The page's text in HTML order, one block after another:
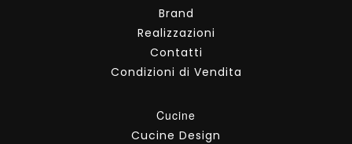
Brand
Realizzazioni
Contatti
Condizioni di Vendita
Cucine
Cucine Design